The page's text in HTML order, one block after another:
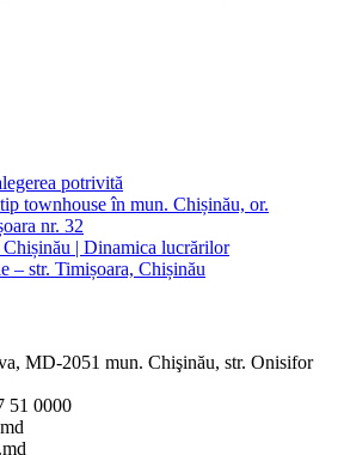
potrivită
townhouse în mun. Chișinău, or.
nr. 32
Chișinău | Dinamica lucrărilor
– str. Timișoara, Chișinău
MD-2051 mun. Chişinău, str. Onisifor
51 0000